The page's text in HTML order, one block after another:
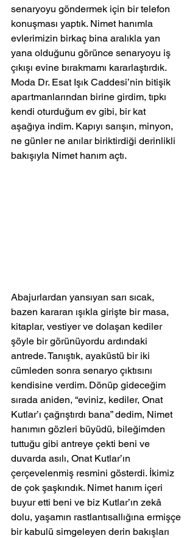
senaryoyu göndermek için bir telefon
konuşması yaptık. Nimet hanımla
evlerimizin birkaç bina aralıkla yan
yana olduğunu görünce senaryoyu iş
çıkışı evine bırakmamı kararlaştırdık.
Moda Dr. Esat Işık Caddesi’nin bitişik
apartmanlarından birine girdim, tıpkı
kendi oturduğum ev gibi, bir kat
aşağıya indim. Kapıyı sarışın, minyon,
ne günler ne anılar biriktirdiği derinlikli
bakışıyla Nimet hanım açtı.
Abajurlardan yansıyan sarı sıcak,
bazen kararan ışıkla girişte bir masa,
kitaplar, vestiyer ve dolaşan kediler
şöyle bir görünüyordu ardındaki
antrede. Tanıştık, ayaküstü bir iki
cümleden sonra senaryo çıktısını
kendisine verdim. Dönüp gideceğim
sırada aniden, “eviniz, kediler, Onat
Kutlar’ı çağrıştırdı bana” dedim, Nimet
hanımın gözleri büyüdü, bileğimden
tuttuğu gibi antreye çekti beni ve
duvarda asılı, Onat Kutlar’ın
çerçevelenmiş resmini gösterdi. İkimiz
de çok şaşkındık. Nimet hanım içeri
buyur etti beni ve biz Kutlar’ın zekâ
dolu, yaşamın rastlantısallığına ermişçe
bir kabulü simgeleyen derin bakışları